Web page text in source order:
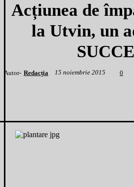
Acțiunea de
la Utvin, un
Autor- Redacția 15 noiembrie 2015 0